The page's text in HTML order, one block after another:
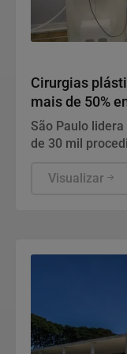
Cirurgias
mais de 50%
São Paulo
de 30 mil
Visualizar